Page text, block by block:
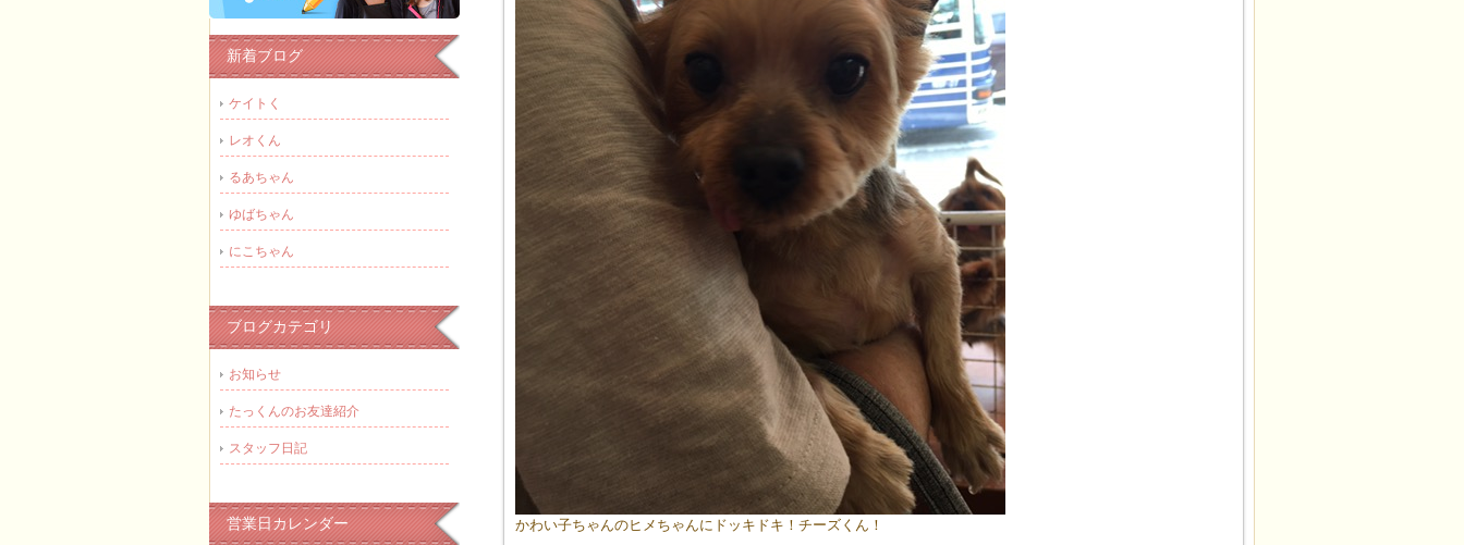
かわい子ちゃんのヒメちゃんにドッキドキ！チーズくん！
新着ブログ
ケイトく
レオくん
るあちゃん
ゆばちゃん
にこちゃん
ブログカテゴリ
お知らせ
たっくんのお友達紹介
スタッフ日記
営業日カレンダー